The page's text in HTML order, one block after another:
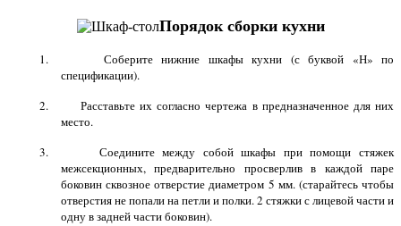
Порядок сборки кухни
1. Соберите нижние шкафы кухни (с буквой «Н» по
спецификации).
2. Расставьте их согласно чертежа в предназначенное для них
место.
3. Соедините между собой шкафы при помощи стяжек
межсекционных, предварительно просверлив в каждой паре
боковин сквозное отверстие диаметром 5 мм. (старайтесь чтобы
отверстия не попали на петли и полки. 2 стяжки с лицевой части и
одну в задней части боковин).